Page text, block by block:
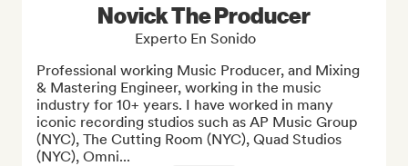
Novick The Producer
Experto En Sonido
Professional working Music Producer, and Mixing
& Mastering Engineer, working in the music
industry for 10+ years. I have worked in many
iconic recording studios such as AP Music Group
(NYC), The Cutting Room (NYC), Quad Studios
(NYC), Omni...